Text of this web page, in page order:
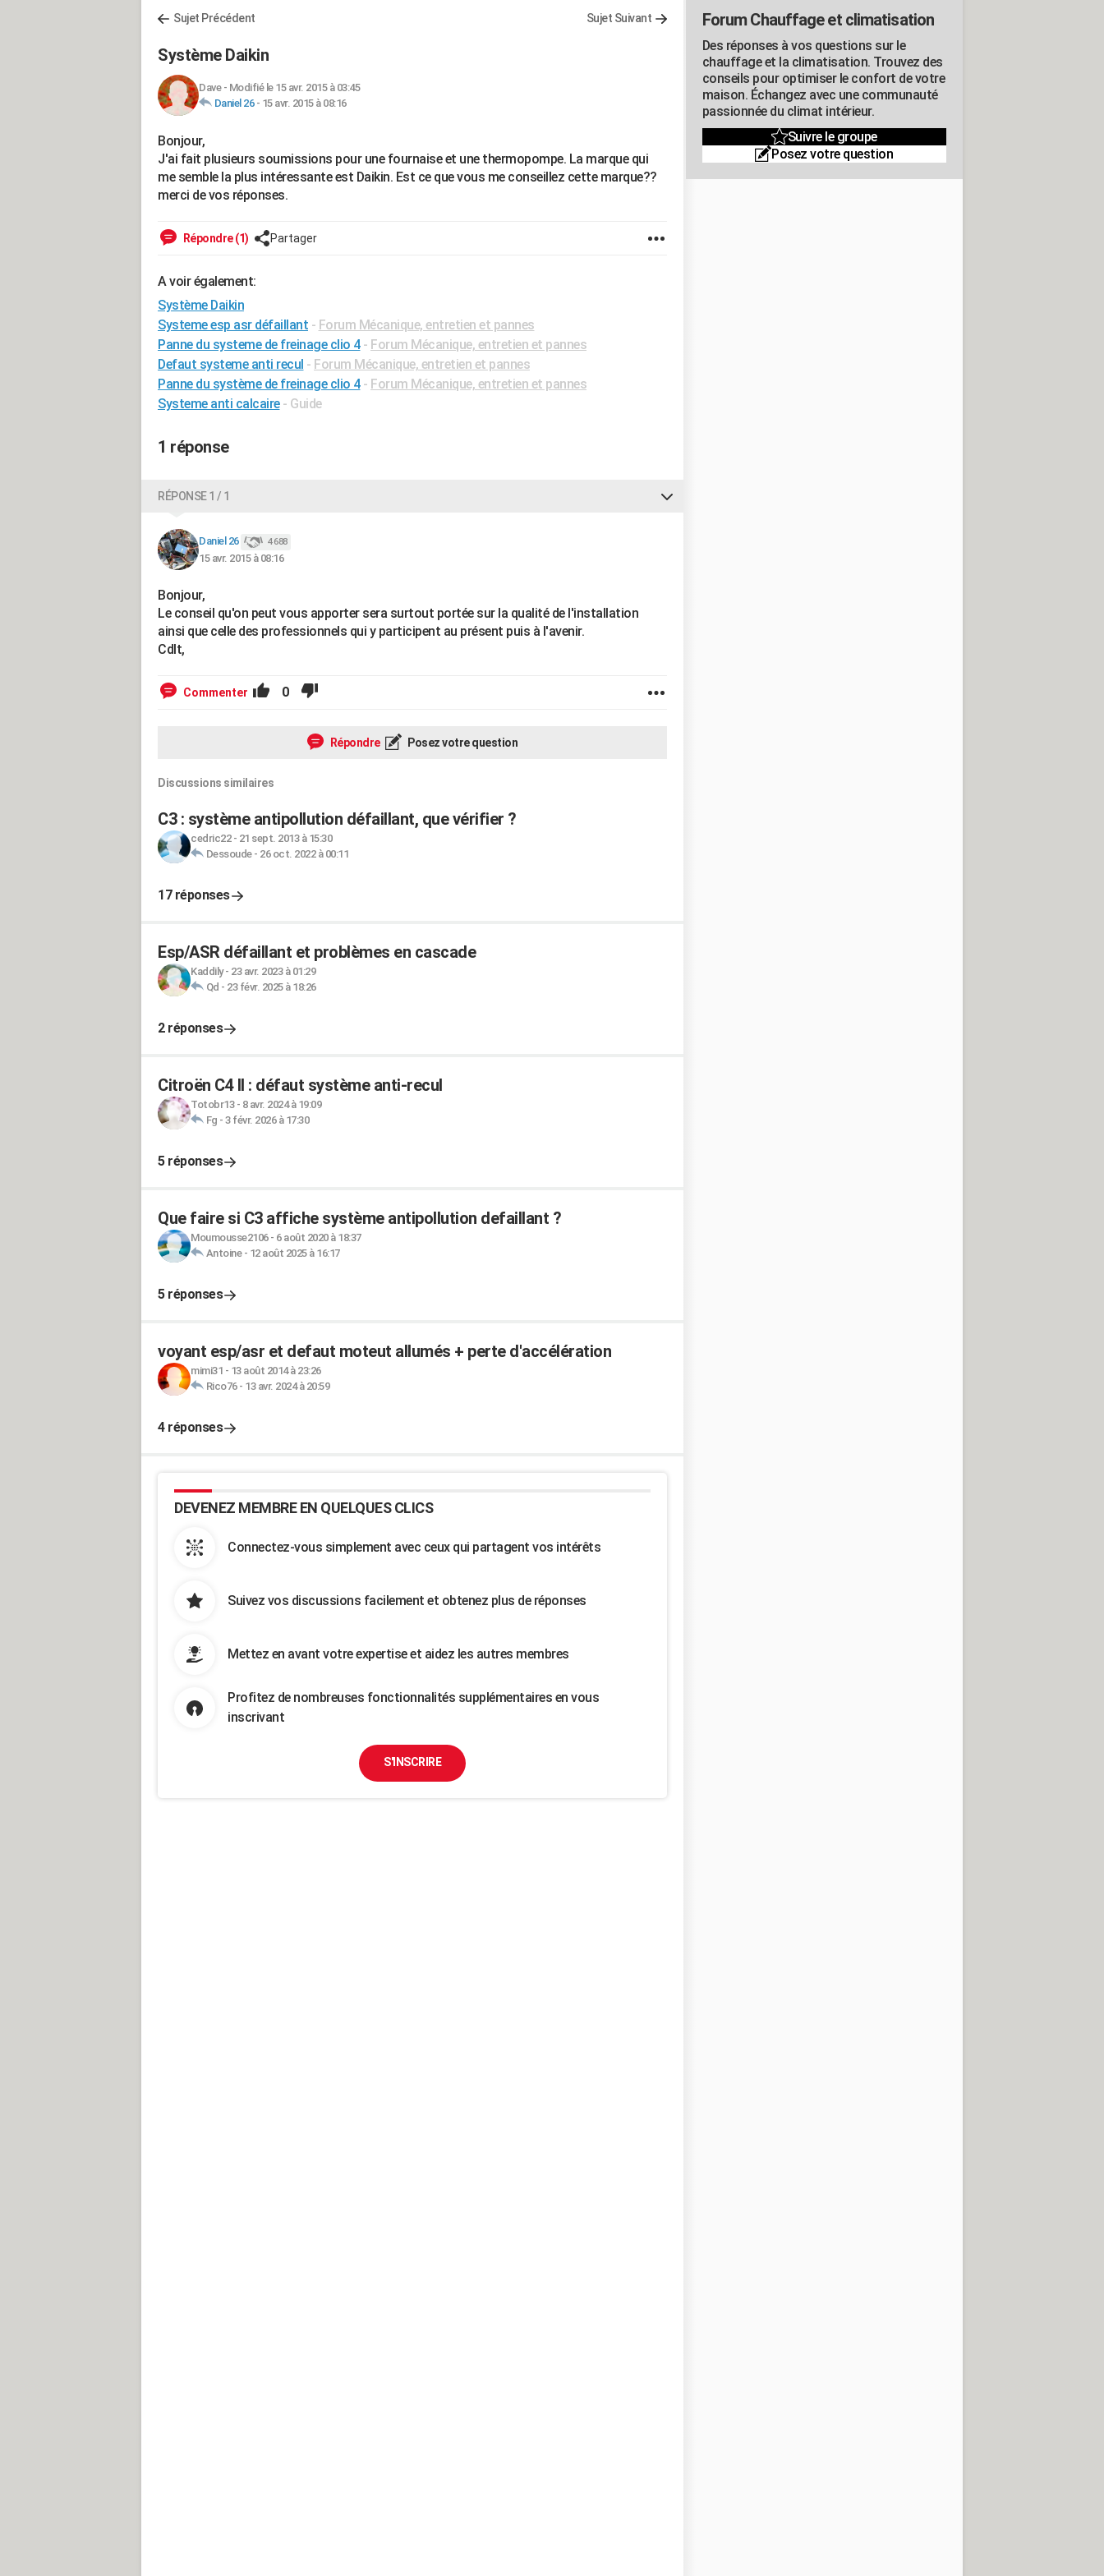
Sujet Précédent Sujet Suivant
Système Daikin
Dave- Modifié le 15 avr. 2015 à 03:45
Daniel 26- 15 avr. 2015 à 08:16
Bonjour,
J'ai fait plusieurs soumissions pour une fournaise et une thermopompe. La marque qui
me semble la plus intéressante est Daikin. Est ce que vous me conseillez cette marque??
merci de vos réponses.
Répondre (1) Partager
A voir également:
Système Daikin
Systeme esp asr défaillant - Forum Mécanique, entretien et pannes
Panne du systeme de freinage clio 4 - Forum Mécanique, entretien et pannes
Defaut systeme anti recul - Forum Mécanique, entretien et pannes
Panne du système de freinage clio 4 - Forum Mécanique, entretien et pannes
Systeme anti calcaire - Guide
1 réponse
RÉPONSE 1 / 1
Daniel 26 4 688
15 avr. 2015 à 08:16
Bonjour,
Le conseil qu'on peut vous apporter sera surtout portée sur la qualité de l'installation
ainsi que celle des professionnels qui y participent au présent puis à l'avenir.
Cdlt,
Commenter 0
Répondre Posez votre question
Discussions similaires
C3 : système antipollution défaillant, que vérifier ?
cedric22- 21 sept. 2013 à 15:30
Dessoude- 26 oct. 2022 à 00:11
17 réponses
Esp/ASR défaillant et problèmes en cascade
Kaddily- 23 avr. 2023 à 01:29
Qd - 23 févr. 2025 à 18:26
2 réponses
Citroën C4 II : défaut système anti-recul
Totobr13- 8 avr. 2024 à 19:09
Fg - 3 févr. 2026 à 17:30
5 réponses
Que faire si C3 affiche système antipollution defaillant ?
Moumousse2106- 6 août 2020 à 18:37
Antoine- 12 août 2025 à 16:17
5 réponses
voyant esp/asr et defaut moteut allumés + perte d'accélération
mimi31 - 13 août 2014 à 23:26
Rico76- 13 avr. 2024 à 20:59
4 réponses
DEVENEZ MEMBRE EN QUELQUES CLICS
Connectez-vous simplement avec ceux qui partagent vos intérêts
Suivez vos discussions facilement et obtenez plus de réponses
Mettez en avant votre expertise et aidez les autres membres
Profitez de nombreuses fonctionnalités supplémentaires en vous
inscrivant
S'INSCRIRE
Forum Chauffage et climatisation
Des réponses à vos questions sur le
chauffage et la climatisation. Trouvez des
conseils pour optimiser le confort de votre
maison. Échangez avec une communauté
passionnée du climat intérieur.
Suivre le groupe
Posez votre question